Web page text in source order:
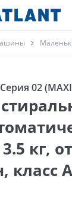
Серия 02
3.5 кг,
класс